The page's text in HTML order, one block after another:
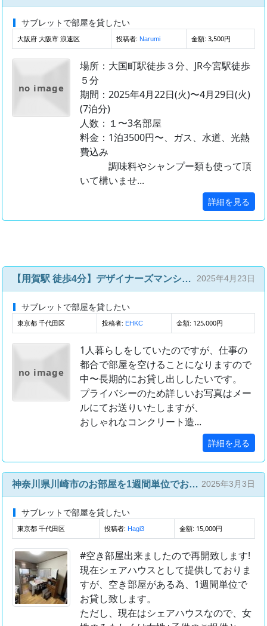
サブレットで部屋を貸したい
大阪府 大阪市 浪速区 投稿者: Narumi 金額: 3,500円
no image
場所：大国町駅徒歩３分、JR今宮駅徒歩
５分
期間：2025年4月22日(火)〜4月29日(火)
(7泊分)
人数：１〜3名部屋
料金：1泊3500円〜、ガス、水道、光熱
費込み
調味料やシャンプー類も使って頂
いて構いませ...
詳細を見る
【用賀駅 徒歩4分】デザイナーズマンション 1K【単身者限定】 2025年4月23日
サブレットで部屋を貸したい
東京都 千代田区 投稿者: EHKC 金額: 125,000円
no image
1人暮らしをしていたのですが、仕事の
都合で部屋を空けることになりますので
中〜長期的にお貸し出ししたいです。
プライバシーのため詳しいお写真はメー
ルにてお送りいたしますが、
おしゃれなコンクリート造...
詳細を見る
神奈川県川崎市のお部屋を1週間単位でお貸し致します 2025年3月3日
サブレットで部屋を貸したい
東京都 千代田区 投稿者: Hagi3 金額: 15,000円
#空き部屋出来ましたので再開致します!
現在シェアハウスとして提供しておりま
すが、空き部屋がある為、1週間単位で
お貸し致します。
ただし、現在はシェアハウスなので、女